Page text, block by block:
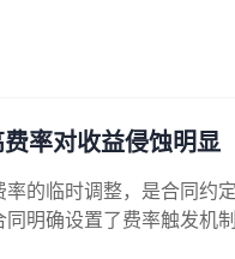
率对收益侵蚀明显
的临时调整，是合同约
明确设置了费率触发机